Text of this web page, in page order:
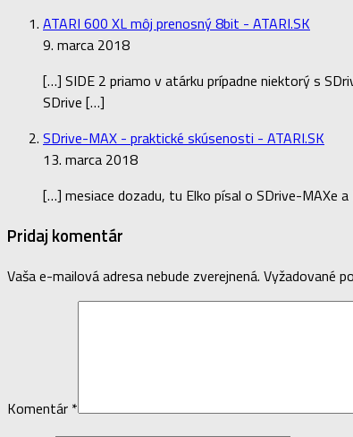
ATARI 600 XL môj prenosný 8bit - ATARI.SK
9. marca 2018
[…] SIDE 2 priamo v atárku prípadne niektorý s
SDrive […]
SDrive-MAX - praktické skúsenosti - ATARI.SK
13. marca 2018
[…] mesiace dozadu, tu Elko písal o SDrive-MAXe
Pridaj komentár
Vaša e-mailová adresa nebude zverejnená. Vyžadované
Komentár *